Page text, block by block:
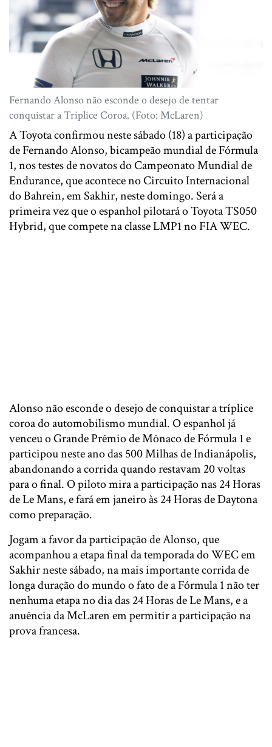
Fernando Alonso não esconde o desejo de tentar
conquistar a Tríplice Coroa. (Foto: McLaren)
A Toyota confirmou neste sábado (18) a participação
de Fernando Alonso, bicampeão mundial de Fórmula
1, nos testes de novatos do Campeonato Mundial de
Endurance, que acontece no Circuito Internacional
do Bahrein, em Sakhir, neste domingo. Será a
primeira vez que o espanhol pilotará o Toyota TS050
Hybrid, que compete na classe LMP1 no FIA WEC.
Alonso não esconde o desejo de conquistar a tríplice
coroa do automobilismo mundial. O espanhol já
venceu o Grande Prêmio de Mônaco de Fórmula 1 e
participou neste ano das 500 Milhas de Indianápolis,
abandonando a corrida quando restavam 20 voltas
para o final. O piloto mira a participação nas 24 Horas
de Le Mans, e fará em janeiro às 24 Horas de Daytona
como preparação.
Jogam a favor da participação de Alonso, que
acompanhou a etapa final da temporada do WEC em
Sakhir neste sábado, na mais importante corrida de
longa duração do mundo o fato de a Fórmula 1 não ter
nenhuma etapa no dia das 24 Horas de Le Mans, e a
anuência da McLaren em permitir a participação na
prova francesa.